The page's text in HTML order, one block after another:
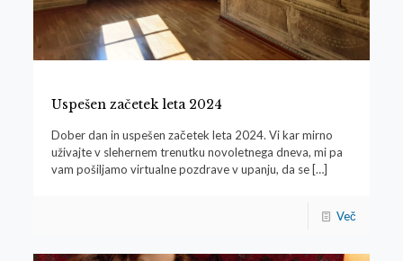
Uspešen začetek leta 2024
Dober dan in uspešen začetek leta 2024. Vi kar mirno
uživajte v slehernem trenutku novoletnega dneva, mi pa
vam pošiljamo virtualne pozdrave v upanju, da se[…]
Več